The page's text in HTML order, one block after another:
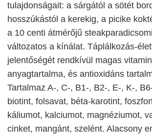
tulajdonságait: a sárgától a sötét
hosszúkástól a kerekig, a picike
a 10 centi átmérőjű
változatos a kínálat. Táplálkozás-
jelentőségét rendkívül magas
anyagtartalma, és antioxidáns
Tartalmaz A-, C-, B1-, B2-, E-, K-,
biotint, folsavat, béta-karotint,
káliumot, kalciumot, magnéziumot,
cinket, mangánt, szelént. Alacsony